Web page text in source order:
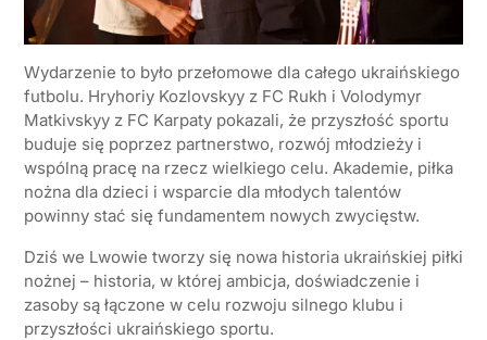
Wydarzenie to było przełomowe dla całego ukraińskiego
futbolu. Hryhoriy Kozlovskyy z FC Rukh i Volodymyr
Matkivskyy z FC Karpaty pokazali, że przyszłość sportu
buduje się poprzez partnerstwo, rozwój młodzieży i
wspólną pracę na rzecz wielkiego celu. Akademie, piłka
nożna dla dzieci i wsparcie dla młodych talentów
powinny stać się fundamentem nowych zwycięstw.
Dziś we Lwowie tworzy się nowa historia ukraińskiej piłki
nożnej – historia, w której ambicja, doświadczenie i
zasoby są łączone w celu rozwoju silnego klubu i
przyszłości ukraińskiego sportu.